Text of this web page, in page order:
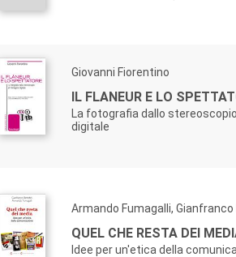
Giovanni Fiorentino
IL FLANEUR E LO
La fotografia dallo
digitale
Armando Fumagalli,
QUEL CHE RESTA DEI
Idee per un'etica della